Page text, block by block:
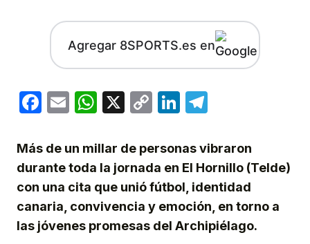
Agregar 8SPORTS.es en
Facebook
EmailWhatsApp
X
CopyLinkedIn
Más de un millar de personas vibraron
durante toda la jornada en El Hornillo (Telde)
con una cita que unió fútbol, identidad
canaria, convivencia y emoción, en torno a
las jóvenes promesas del Archipiélago.